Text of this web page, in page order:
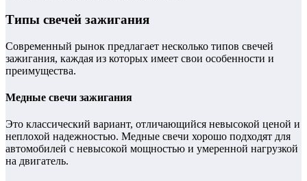
Типы свечей зажигания
Современный рынок предлагает несколько типов свечей
зажигания, каждая из которых имеет свои особенности и
преимущества.
Медные свечи зажигания
Это классический вариант, отличающийся невысокой ценой и
неплохой надежностью. Медные свечи хорошо подходят для
автомобилей с невысокой мощностью и умеренной нагрузкой
на двигатель.